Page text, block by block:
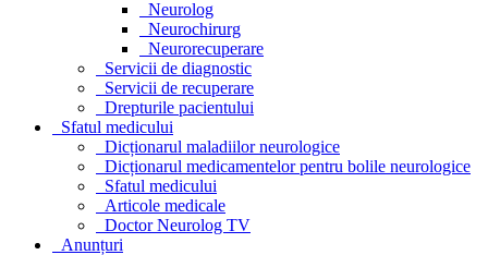
Neurolog
Neurochirurg
Neurorecuperare
Servicii de diagnostic
Servicii de recuperare
Drepturile pacientului
Sfatul medicului
Dicționarul maladiilor neurologice
Dicționarul medicamentelor pentru bolile neurologice
Sfatul medicului
Articole medicale
Doctor Neurolog TV
Anunțuri